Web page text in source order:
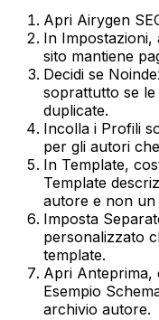
Apri Airygen
In Impostazioni,
sito mantiene
Decidi se
soprattutto se
duplicate.
Incolla i Profili
per gli autori
In Template,
Template
autore e non
Imposta
personalizzato
template.
Apri Anteprima,
Esempio
archivio autore.